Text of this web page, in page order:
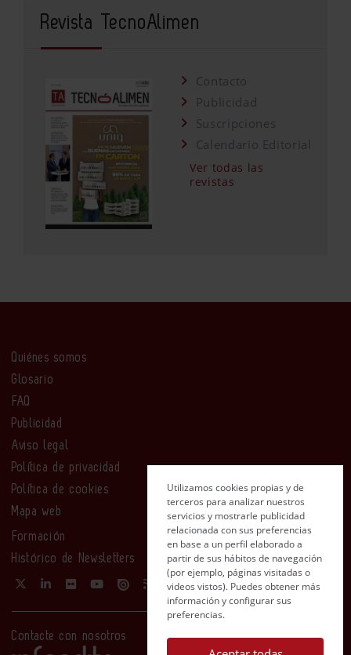
Revista TecnoAlimen
Contacto
Publicidad
Suscripciones
Calendario Editorial
Ver todas las
revistas
Quiénes somos
Glosario
FAQ
Publicidad
Aviso legal
Política de privacidad
Política de cookies
Mapa web
Formación
Histórico de Newsletters
Contacte con nosotros
Utilizamos cookies propias y de
terceros para analizar nuestros
servicios y mostrarle publicidad
relacionada con sus preferencias
en base a un perfil elaborado a
partir de sus hábitos de navegación
(por ejemplo, páginas visitadas o
videos vistos). Puedes obtener más
información y configurar sus
preferencias.